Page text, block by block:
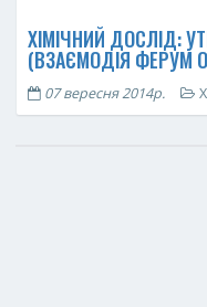
ХІМІЧНИЙ ДОСЛІД:
(ВЗАЄМОДІЯ ФЕРУМ
07 вересня 2014р.